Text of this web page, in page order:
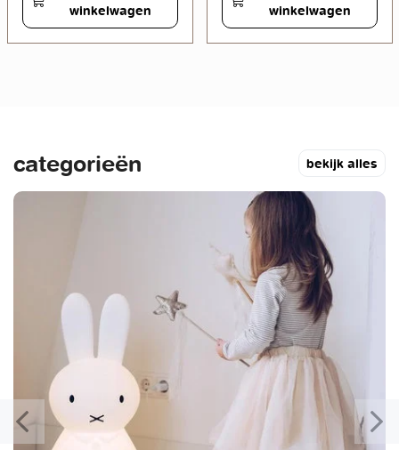
winkelwagen
winkelwagen
categorieën bekijk alles